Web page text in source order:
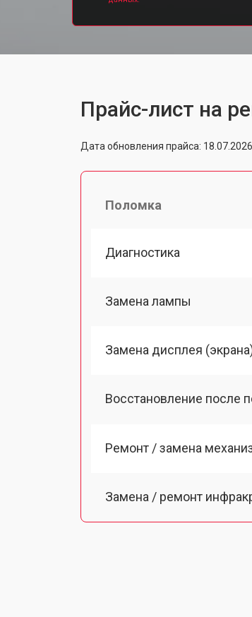
Прайс-лист на
Дата обновления прайса: 18.07.2026
Поломка
Диагностика
Замена лампы
Замена дисплея
Восстановление после
Ремонт / замена
Замена / ремонт